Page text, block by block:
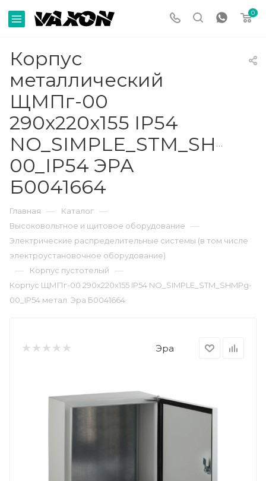
0
Корпус
металлический
ЩМПг-00
290х220х155 IP54
00_IP54 ЭРА
Б0041664
Главная — Каталог —
Высоковольтное и щитовое оборудование —
Электрические распределительные системы (в том числе
электроустановочное оборудование)
— Корпус пустотелый —
Корпус ЩМПг-00 290х220х155 IP54 NO_SIMPLE_STM_SHMPg-
00_IP54 метал. Эра Б0041664
Эра